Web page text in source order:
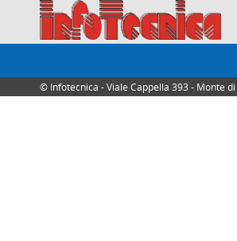
© Infotecnica - Viale Cappella 393 - Monte